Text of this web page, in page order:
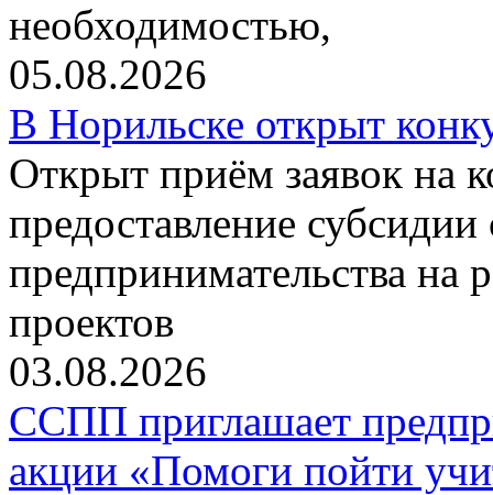
необходимостью,
05.08.2026
В Норильске открыт
Открыт приём заявок на
предоставление
предпринимательства на
проектов
03.08.2026
ССПП приглашает
акции «Помоги пойти